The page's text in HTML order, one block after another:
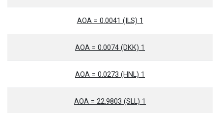
1 AOA = 0.0041 (ILS)
1 AOA = 0.0074 (DKK)
1 AOA = 0.0273 (HNL)
1 AOA = 22.9803 (SLL)